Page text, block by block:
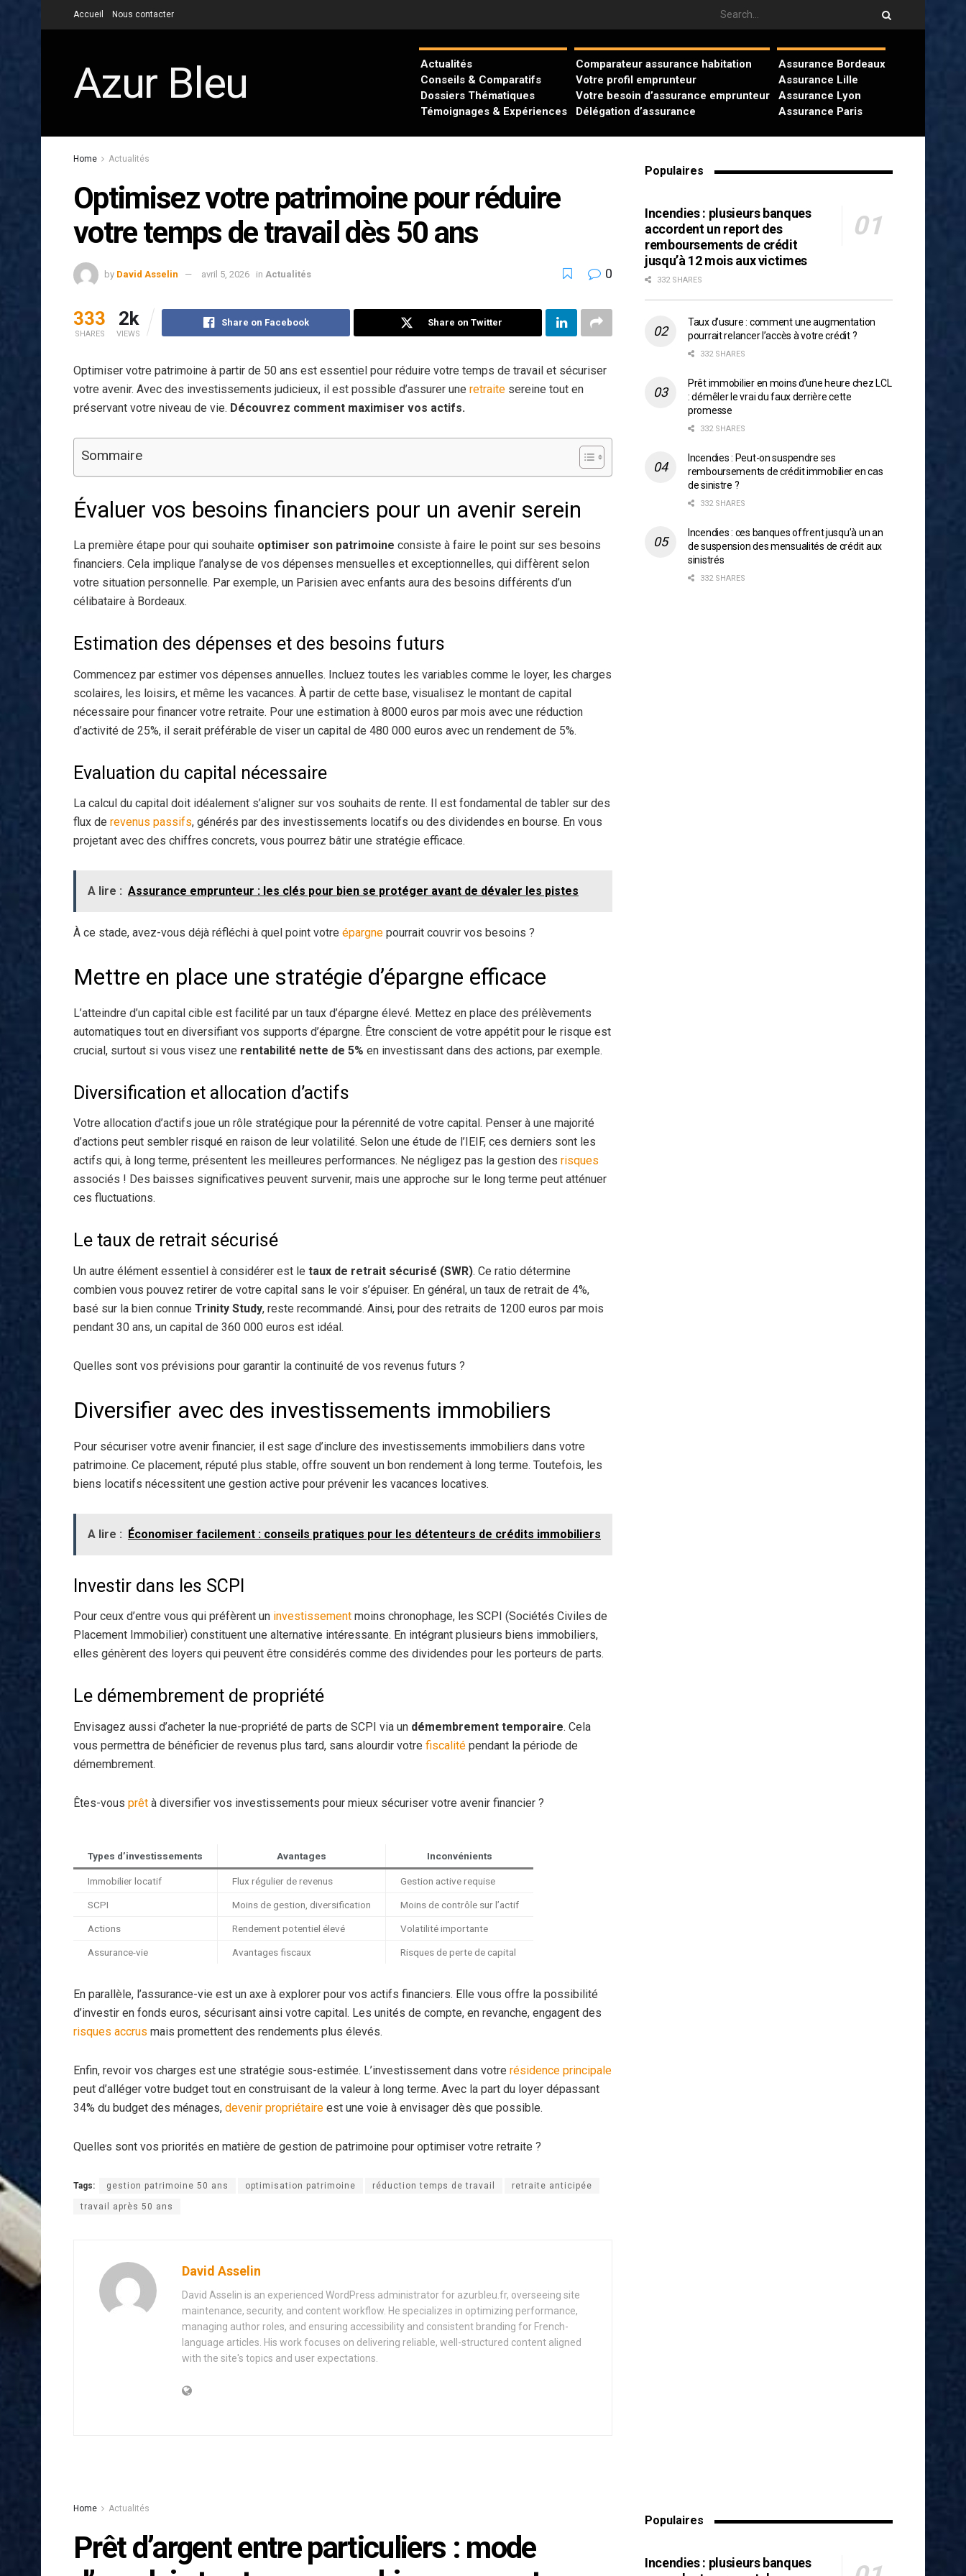
Accueil Nous contacter
Azur Bleu
Actualités
Conseils & Comparatifs
Dossiers Thématiques
Témoignages & Expériences
Comparateur assurance habitation
Votre profil emprunteur
Votre besoin d’assurance emprunteur
Délégation d’assurance
Assurance Bordeaux
Assurance Lille
Assurance Lyon
Assurance Paris
Home Actualités
Optimisez votre patrimoine pour réduire
votre temps de travail dès 50 ans
by David Asselin avril 5, 2026 in Actualités 0
333
SHARES
2k
VIEWS
Share on Facebook Share on Twitter
Optimiser votre patrimoine à partir de 50 ans est essentiel pour réduire votre temps de travail et sécuriser
votre avenir. Avec des investissements judicieux, il est possible d’assurer une retraite sereine tout en
préservant votre niveau de vie. Découvrez comment maximiser vos actifs.
Sommaire
Évaluer vos besoins financiers pour un avenir serein
La première étape pour qui souhaite optimiser son patrimoine consiste à faire le point sur ses besoins
financiers. Cela implique l’analyse de vos dépenses mensuelles et exceptionnelles, qui diffèrent selon
votre situation personnelle. Par exemple, un Parisien avec enfants aura des besoins différents d’un
célibataire à Bordeaux.
Estimation des dépenses et des besoins futurs
Commencez par estimer vos dépenses annuelles. Incluez toutes les variables comme le loyer, les charges
scolaires, les loisirs, et même les vacances. À partir de cette base, visualisez le montant de capital
nécessaire pour financer votre retraite. Pour une estimation à 8000 euros par mois avec une réduction
d’activité de 25%, il serait préférable de viser un capital de 480 000 euros avec un rendement de 5%.
Evaluation du capital nécessaire
La calcul du capital doit idéalement s’aligner sur vos souhaits de rente. Il est fondamental de tabler sur des
flux de revenus passifs, générés par des investissements locatifs ou des dividendes en bourse. En vous
projetant avec des chiffres concrets, vous pourrez bâtir une stratégie efficace.
A lire : Assurance emprunteur : les clés pour bien se protéger avant de dévaler les pistes
À ce stade, avez-vous déjà réfléchi à quel point votre épargne pourrait couvrir vos besoins ?
Mettre en place une stratégie d’épargne efficace
L’atteindre d’un capital cible est facilité par un taux d’épargne élevé. Mettez en place des prélèvements
automatiques tout en diversifiant vos supports d’épargne. Être conscient de votre appétit pour le risque est
crucial, surtout si vous visez une rentabilité nette de 5% en investissant dans des actions, par exemple.
Diversification et allocation d’actifs
Votre allocation d’actifs joue un rôle stratégique pour la pérennité de votre capital. Penser à une majorité
d’actions peut sembler risqué en raison de leur volatilité. Selon une étude de l’IEIF, ces derniers sont les
actifs qui, à long terme, présentent les meilleures performances. Ne négligez pas la gestion des risques
associés ! Des baisses significatives peuvent survenir, mais une approche sur le long terme peut atténuer
ces fluctuations.
Le taux de retrait sécurisé
Un autre élément essentiel à considérer est le taux de retrait sécurisé (SWR). Ce ratio détermine
combien vous pouvez retirer de votre capital sans le voir s’épuiser. En général, un taux de retrait de 4%,
basé sur la bien connue Trinity Study, reste recommandé. Ainsi, pour des retraits de 1200 euros par mois
pendant 30 ans, un capital de 360 000 euros est idéal.
Quelles sont vos prévisions pour garantir la continuité de vos revenus futurs ?
Diversifier avec des investissements immobiliers
Pour sécuriser votre avenir financier, il est sage d’inclure des investissements immobiliers dans votre
patrimoine. Ce placement, réputé plus stable, offre souvent un bon rendement à long terme. Toutefois, les
biens locatifs nécessitent une gestion active pour prévenir les vacances locatives.
A lire : Économiser facilement : conseils pratiques pour les détenteurs de crédits immobiliers
Investir dans les SCPI
Pour ceux d’entre vous qui préfèrent un investissement moins chronophage, les SCPI (Sociétés Civiles de
Placement Immobilier) constituent une alternative intéressante. En intégrant plusieurs biens immobiliers,
elles génèrent des loyers qui peuvent être considérés comme des dividendes pour les porteurs de parts.
Le démembrement de propriété
Envisagez aussi d’acheter la nue-propriété de parts de SCPI via un démembrement temporaire. Cela
vous permettra de bénéficier de revenus plus tard, sans alourdir votre fiscalité pendant la période de
démembrement.
Êtes-vous prêt à diversifier vos investissements pour mieux sécuriser votre avenir financier ?
Types d’investissements Avantages Inconvénients
Immobilier locatif Flux régulier de revenus Gestion active requise
SCPI Moins de gestion, diversification Moins de contrôle sur l’actif
Actions Rendement potentiel élevé Volatilité importante
Assurance-vie Avantages fiscaux Risques de perte de capital
En parallèle, l’assurance-vie est un axe à explorer pour vos actifs financiers. Elle vous offre la possibilité
d’investir en fonds euros, sécurisant ainsi votre capital. Les unités de compte, en revanche, engagent des
risques accrus mais promettent des rendements plus élevés.
Enfin, revoir vos charges est une stratégie sous-estimée. L’investissement dans votre résidence principale
peut d’alléger votre budget tout en construisant de la valeur à long terme. Avec la part du loyer dépassant
34% du budget des ménages, devenir propriétaire est une voie à envisager dès que possible.
Quelles sont vos priorités en matière de gestion de patrimoine pour optimiser votre retraite ?
Tags: gestion patrimoine 50 ans optimisation patrimoine réduction temps de travail retraite anticipée
travail après 50 ans
David Asselin
David Asselin is an experienced WordPress administrator for azurbleu.fr, overseeing site
maintenance, security, and content workflow. He specializes in optimizing performance,
managing author roles, and ensuring accessibility and consistent branding for French-
language articles. His work focuses on delivering reliable, well-structured content aligned
with the site's topics and user expectations.
Populaires
Incendies : plusieurs banques
accordent un report des
remboursements de crédit
jusqu’à 12 mois aux victimes
332 SHARES
Taux d’usure : comment une augmentation
pourrait relancer l’accès à votre crédit ?
332 SHARES
Prêt immobilier en moins d’une heure chez LCL
: démêler le vrai du faux derrière cette
promesse
332 SHARES
Incendies : Peut-on suspendre ses
remboursements de crédit immobilier en cas
de sinistre ?
332 SHARES
Incendies : ces banques offrent jusqu’à un an
de suspension des mensualités de crédit aux
sinistrés
332 SHARES
Home Actualités
Prêt d’argent entre particuliers : mode
Populaires
Incendies : plusieurs banques